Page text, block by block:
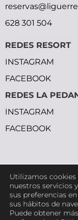
628 301 504
REDES RESORT
INSTAGRAM
FACEBOOK
REDES LA
INSTAGRAM
FACEBOOK
Utilizamos cookies
nuestros servicios
sus preferencias
sus hábitos de
Puede obtener